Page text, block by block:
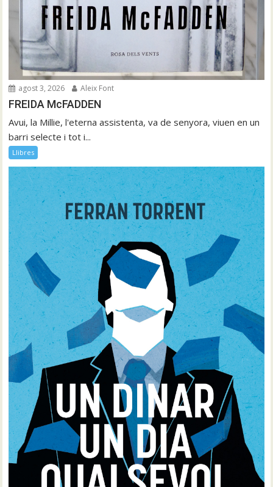
agost 3, 2026 Aleix Font
FREIDA McFADDEN
Avui, la Millie, l'eterna assistenta, va de senyora, viuen en un
barri selecte i tot i...
Llibres